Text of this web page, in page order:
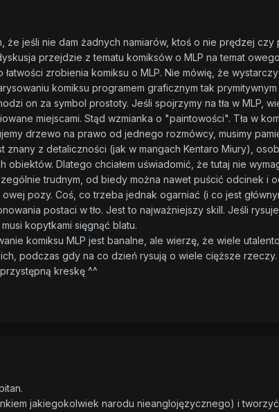
że jeśli nie dam żadnych namiarów, ktoś o nie prędzej
przejdzie z tematu komiksów o MLP na temat
zrobienia komiksu o MLP. Nie mówię, że
komiksu programem graficznym tak
on za symbol prostoty. Jeśli spojrzymy na tła w MLP,
miejscami. Stąd wzmianka o "paintowości". Tła w
drzewo na prawo od jednego rozmówcy, musimy
z detaliczności (jak w mangach Kentaro Miury),
Dlatego chciałem uświadomić, że tutaj nie
trudnym, od biedy można nawet puścić odcinek i
pozy. Coś, co trzeba jednak ogarniać (i co jest
postaci w tło. Jest to najważniejszy skill. Jeśli
kopytkami sięgnąć blatu.
komiksu MLP jest banalne, ale wierzę, że wiele
podczas gdy na co dzień rysują o wiele cięższe rzeczy.
kreskę ^^
jakiegokolwiek narodu nieanglojęzycznego) i tworzyć